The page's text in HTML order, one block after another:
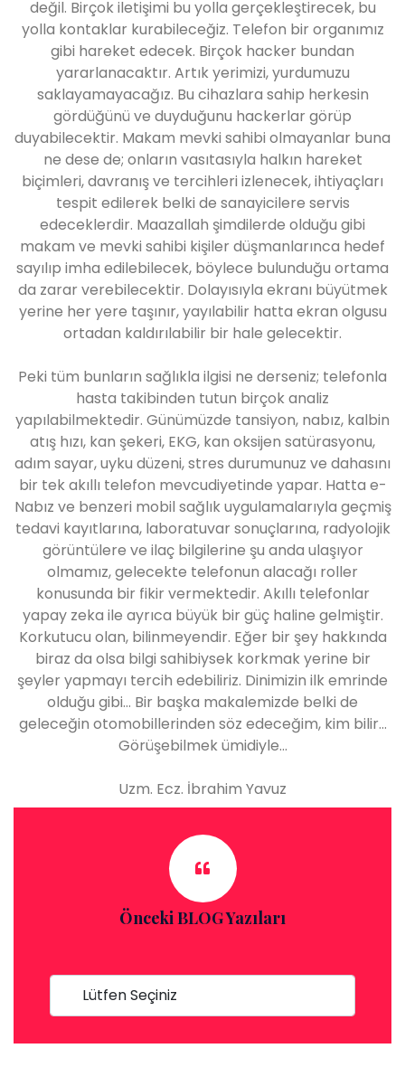
değil. Birçok iletişimi bu yolla gerçekleştirecek, bu
yolla kontaklar kurabileceğiz. Telefon bir organımız
gibi hareket edecek. Birçok hacker bundan
yararlanacaktır. Artık yerimizi, yurdumuzu
saklayamayacağız. Bu cihazlara sahip herkesin
gördüğünü ve duyduğunu hackerlar görüp
duyabilecektir. Makam mevki sahibi olmayanlar buna
ne dese de; onların vasıtasıyla halkın hareket
biçimleri, davranış ve tercihleri izlenecek, ihtiyaçları
tespit edilerek belki de sanayicilere servis
edeceklerdir. Maazallah şimdilerde olduğu gibi
makam ve mevki sahibi kişiler düşmanlarınca hedef
sayılıp imha edilebilecek, böylece bulunduğu ortama
da zarar verebilecektir. Dolayısıyla ekranı büyütmek
yerine her yere taşınır, yayılabilir hatta ekran olgusu
ortadan kaldırılabilir bir hale gelecektir.
Peki tüm bunların sağlıkla ilgisi ne derseniz; telefonla
hasta takibinden tutun birçok analiz
yapılabilmektedir. Günümüzde tansiyon, nabız, kalbin
atış hızı, kan şekeri, EKG, kan oksijen satürasyonu,
adım sayar, uyku düzeni, stres durumunuz ve dahasını
bir tek akıllı telefon mevcudiyetinde yapar. Hatta e-
Nabız ve benzeri mobil sağlık uygulamalarıyla geçmiş
tedavi kayıtlarına, laboratuvar sonuçlarına, radyolojik
görüntülere ve ilaç bilgilerine şu anda ulaşıyor
olmamız, gelecekte telefonun alacağı roller
konusunda bir fikir vermektedir. Akıllı telefonlar
yapay zeka ile ayrıca büyük bir güç haline gelmiştir.
Korkutucu olan, bilinmeyendir. Eğer bir şey hakkında
biraz da olsa bilgi sahibiysek korkmak yerine bir
şeyler yapmayı tercih edebiliriz. Dinimizin ilk emrinde
olduğu gibi... Bir başka makalemizde belki de
geleceğin otomobillerinden söz edeceğim, kim bilir...
Görüşebilmek ümidiyle...
Uzm. Ecz. İbrahim Yavuz
Önceki BLOG Yazıları